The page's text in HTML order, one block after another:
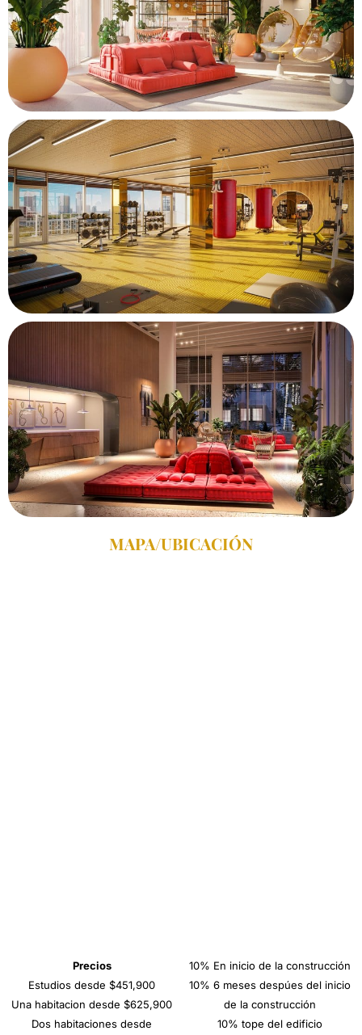
MAPA/UBICACIÓN
Precios
Estudios desde $451,900
Una habitacion desde $625,900
Dos habitaciones desde
10% En inicio de la construcción
10% 6 meses despúes del inicio
de la construcción
10% tope del edificio